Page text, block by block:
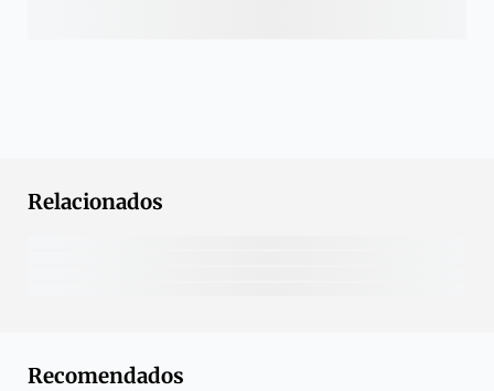
Relacionados
Recomendados